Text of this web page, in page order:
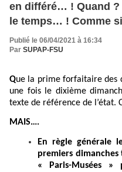
en différé… ! Quand ?
le temps… ! Comme
Paris-Musées » !!!
Publié le 06/04/2021 à 16:34
Par SUPAP-FSU
Que la prime forfaitaire des
une fois le dixième
texte de référence de l’état.
MAIS….
En règle générale
premiers
« Paris-Musées